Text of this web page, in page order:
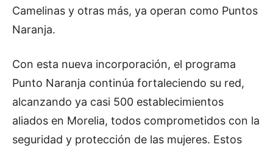
Camelinas y otras más, ya operan como Puntos
Naranja.
Con esta nueva incorporación, el programa
Punto Naranja continúa fortaleciendo su red,
alcanzando ya casi 500 establecimientos
aliados en Morelia, todos comprometidos con la
seguridad y protección de las mujeres. Estos